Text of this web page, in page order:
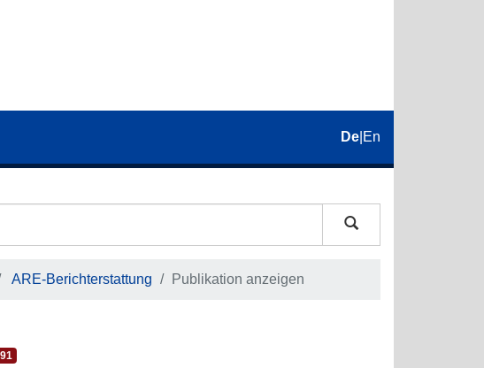
De En
ARE-Berichterstattung Publikation anzeigen